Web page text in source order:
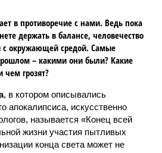
в противоречие с нами. Ведь пока
держать в балансе, человечество
с окружающей средой. Самые
– какими они были? Какие
чем грозят?
, в котором описывались
апокалипсиса, искусственно
называется «Конец всей
жизни участия пытливых
конца света может не